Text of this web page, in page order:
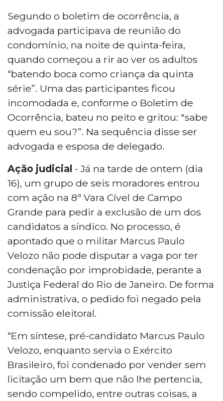
Segundo o boletim de ocorrência, a
advogada participava de reunião do
condomínio, na noite de quinta-feira,
quando começou a rir ao ver os adultos
“batendo boca como criança da quinta
série”. Uma das participantes ficou
incomodada e, conforme o Boletim de
Ocorrência, bateu no peito e gritou: "sabe
quem eu sou?”. Na sequência disse ser
advogada e esposa de delegado.
Ação judicial - Já na tarde de ontem (dia
16), um grupo de seis moradores entrou
com ação na 8ª Vara Cível de Campo
Grande para pedir a exclusão de um dos
candidatos a síndico. No processo, é
apontado que o militar Marcus Paulo
Velozo não pode disputar a vaga por ter
condenação por improbidade, perante a
Justiça Federal do Rio de Janeiro. De forma
administrativa, o pedido foi negado pela
comissão eleitoral.
“Em síntese, pré-candidato Marcus Paulo
Velozo, enquanto servia o Exército
Brasileiro, foi condenado por vender sem
licitação um bem que não lhe pertencia,
sendo compelido, entre outras coisas, a